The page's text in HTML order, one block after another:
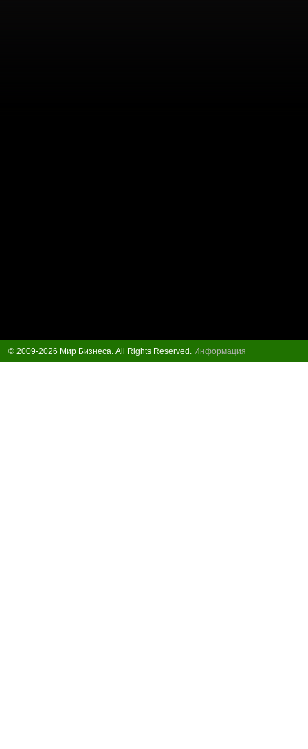
© 2009-2026 Мир Бизнеса. All Rights Reserved. Информация